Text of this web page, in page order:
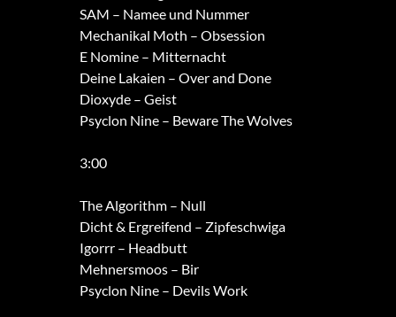
SAM – Namee und Nummer
Mechanikal Moth – Obsession
E Nomine – Mitternacht
Deine Lakaien – Over and Done
Dioxyde – Geist
Psyclon Nine – Beware The Wolves
3:00
The Algorithm – Null
Dicht & Ergreifend – Zipfeschwiga
Igorrr – Headbutt
Mehnersmoos – Bir
Psyclon Nine – Devils Work